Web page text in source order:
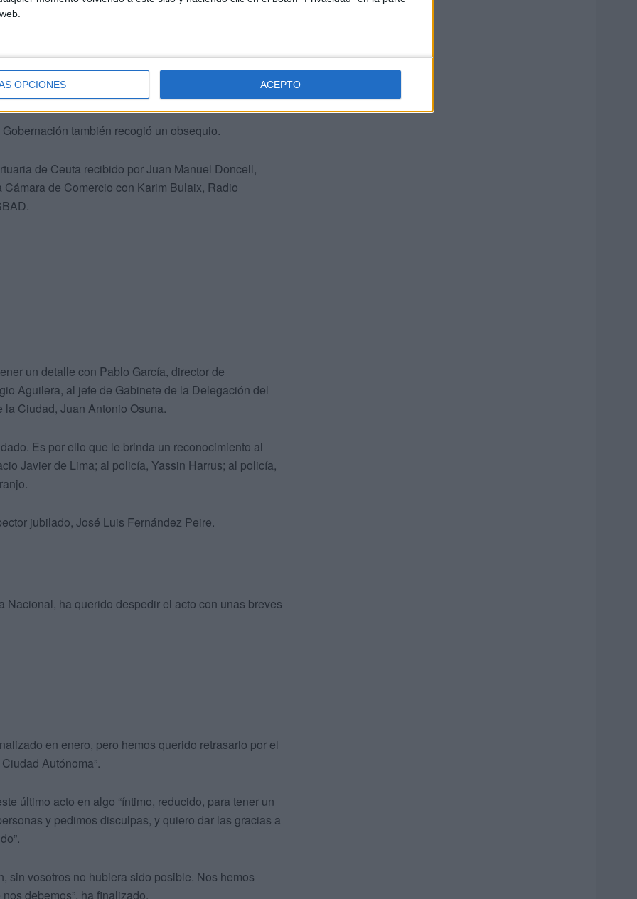
OPCIONES ACEPTO
y su delegada, Cristina Pérez, lo ha recibido con
de Ceuta, recibiendo la distinción el segundo jefe,
también recogió un obsequio.
de Ceuta recibido por Juan Manuel Doncell,
de Comercio con Karim Bulaix, Radio
un detalle con Pablo García, director de
Aguilera, al jefe de Gabinete de la Delegación del
Ciudad, Juan Antonio Osuna.
Es por ello que le brinda un reconocimiento al
Javier de Lima; al policía, Yassin Harrus; al policía,
jubilado, José Luis Fernández Peire.
ha querido despedir el acto con unas breves
en enero, pero hemos querido retrasarlo por el
Autónoma”.
último acto en algo “íntimo, reducido, para tener un
y pedimos disculpas, y quiero dar las gracias a
sin vosotros no hubiera sido posible. Nos hemos
debemos”, ha finalizado.